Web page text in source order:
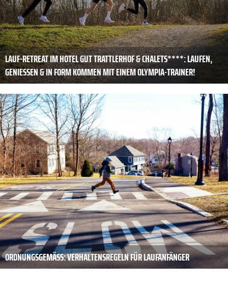
LAUF-RETREAT IM HOTEL GUT TRATTLERHOF & CHALETS****: LAUFEN,
GENIESSEN & IN FORM KOMMEN MIT EINEM OLYMPIA-TRAINER!
ORDNUNGSGEMÄSS: VERHALTENSREGELN FÜR LAUFANFÄNGER